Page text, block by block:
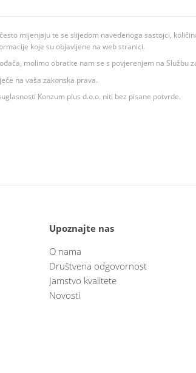
mijenjaju te se slijedom navedenoga sastojci,
koje su objavljene na web stranici.
molimo obratite nam se s povjerenjem na Službu
na vaša zakonska prava.
Konzum plus d.o.o. niti bez pisane potvrde.
Upoznajte nas
O nama
Društvena odgovornost
Jamstvo kvalitete
Novosti